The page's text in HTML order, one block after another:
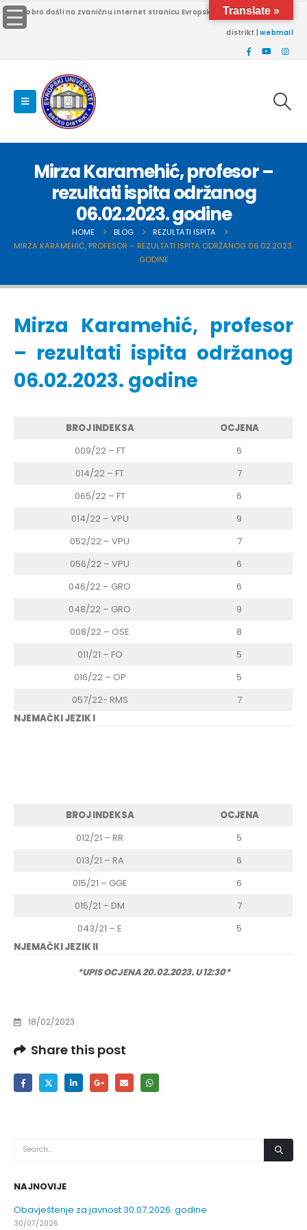
Dobro došli na zvaničnu internet stranicu Evropskog univerziteta Brčko
distrikt |webmail
Mirza Karamehić, profesor –
rezultati ispita održanog
06.02.2023. godine
HOME BLOG
REZULTATI ISPITA
MIRZA KARAMEHIĆ, PROFESOR – REZULTATI ISPITA ODRŽANOG 06.02.2023.
GODINE
Mirza Karamehić, profesor
– rezultati ispita održanog
06.02.2023. godine
BROJ INDEKSA
OCJENA
009/22 – FT
6
014/22 – FT
7
065/22 – FT
6
014/22 – VPU
9
052/22 – VPU
7
056/22 – VPU
6
046/22 – GRO
6
048/22 – GRO
9
008/22 – OSE
8
011/21 – FO
5
016/22 – OP
5
057/22- RMS
7
NJEMAČKI JEZIK I
BROJ INDEKSA
OCJENA
012/21 – RR
5
013/21 – RA
6
015/21 – GGE
6
015/21 – DM
7
043/21 – E
5
NJEMAČKI JEZIK II
*UPIS OCJENA 20.02.2023. U 12:30*
18/02/2023
Share this post
NAJNOVIJE
Obavještenje za javnost 30.07.2026. godine
30/07/2026
Translate »